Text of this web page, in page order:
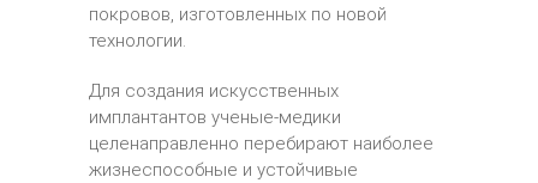
покровов, изготовленных по новой
технологии.
Для создания искусственных
имплантантов ученые-медики
целенаправленно перебирают наиболее
жизнеспособные и устойчивые